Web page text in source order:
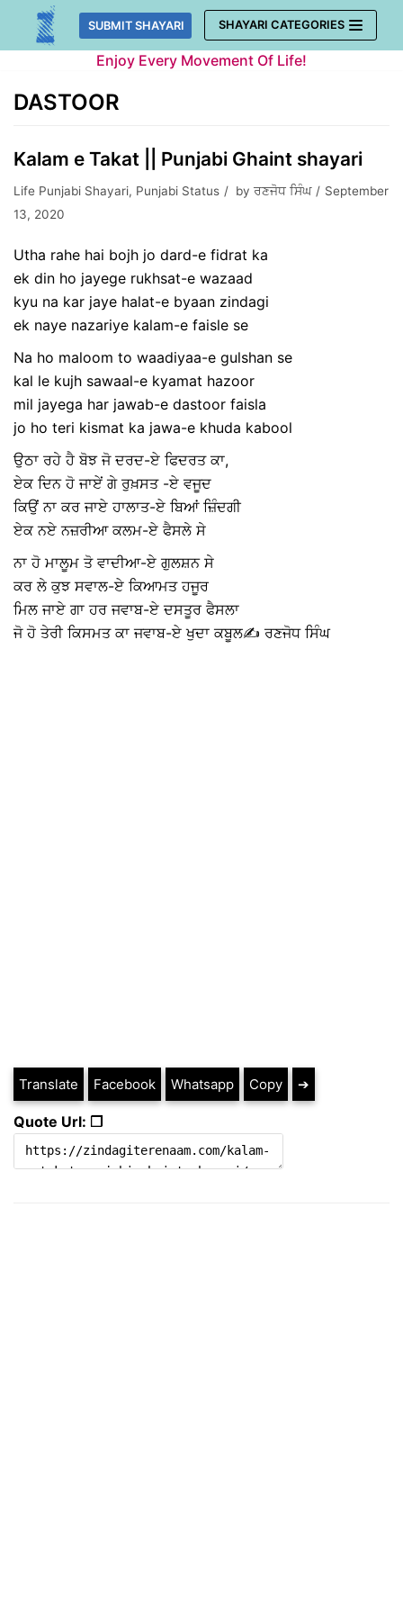
Skip
SUBMIT SHAYARI SHAYARI CATEGORIES
Enjoy Every Movement Of Life!
DASTOOR
Kalam e Takat || Punjabi Ghaint shayari
Life Punjabi Shayari, Punjabi Status by ਰਣਜੋਧ ਸਿੰਘ
September
13, 2020
Utha rahe hai bojh jo dard-e fidrat ka
ek din ho jayege rukhsat-e wazaad
kyu na kar jaye halat-e byaan zindagi
ek naye nazariye kalam-e faisle se
Na ho maloom to waadiyaa-e gulshan se
kal le kujh sawaal-e kyamat hazoor
mil jayega har jawab-e dastoor faisla
jo ho teri kismat ka jawa-e khuda kabool
ਉਠਾ ਰਹੇ ਹੈ ਬੋਝ ਜੋ ਦਰਦ-ਏ ਫਿਦਰਤ ਕਾ,
ਏਕ ਦਿਨ ਹੋ ਜਾਏਂ ਗੇ ਰੁਖ਼ਸਤ -ਏ ਵਜੂਦ
ਕਿਉਂ ਨਾ ਕਰ ਜਾਏ ਹਾਲਾਤ-ਏ ਬਿਆਂ ਜ਼ਿੰਦਗੀ
ਏਕ ਨਏ ਨਜ਼ਰੀਆ ਕਲਮ-ਏ ਫੈਸਲੇ ਸੇ
ਨਾ ਹੋ ਮਾਲੂਮ ਤੋ ਵਾਦੀਆ-ਏ ਗੁਲਸ਼ਨ ਸੇ
ਕਰ ਲੇ ਕੁਝ ਸਵਾਲ-ਏ ਕਿਆਮਤ ਹਜੂਰ
ਮਿਲ ਜਾਏ ਗਾ ਹਰ ਜਵਾਬ-ਏ ਦਸਤੂਰ ਫੈਸਲਾ
ਜੋ ਹੋ ਤੇਰੀ ਕਿਸਮਤ ਕਾ ਜਵਾਬ-ਏ ਖੁਦਾ ਕਬੂਲ✍️ ਰਣਜੋਧ ਸਿੰਘ
Translate Facebook Whatsapp Copy ➔
Quote Url: ❐